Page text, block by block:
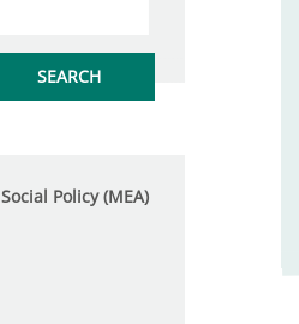
Social Policy (MEA)